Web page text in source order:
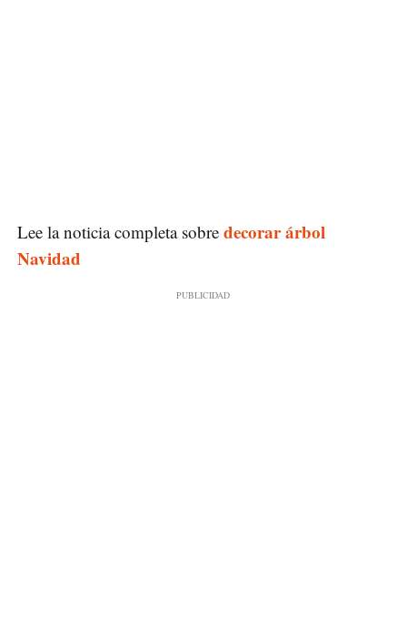
Lee la noticia completa sobre decorar árbol
Navidad